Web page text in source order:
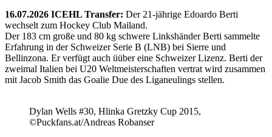
16.07.2026 ICEHL Transfer: Der 21-jährige Edoardo Berti
wechselt zum Hockey Club Mailand.
Der 183 cm große und 80 kg schwere Linkshänder Berti sammelte
Erfahrung in der Schweizer Serie B (LNB) bei Sierre und
Bellinzona. Er verfügt auch üüber eine Schweizer Lizenz. Berti der
zweimal Italien bei U20 Weltmeisterschaften vertrat wird zusammen
mit Jacob Smith das Goalie Due des Liganeulings stellen.
Dylan Wells #30, Hlinka Gretzky Cup 2015,
©Puckfans.at/Andreas Robanser